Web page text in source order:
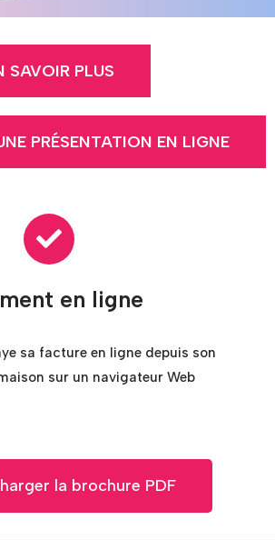
SAVOIR PLUS
PRÉSENTATION EN LIGNE
en ligne
sa facture en ligne depuis son
sur un navigateur Web
la brochure PDF